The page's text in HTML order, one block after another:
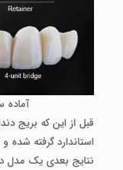
قبل از این که بریج
استاندارد گرفته شده
نتایج بعدی یک مدل